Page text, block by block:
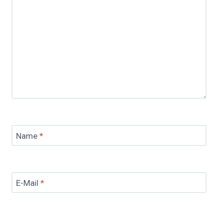
Name *
E-Mail *